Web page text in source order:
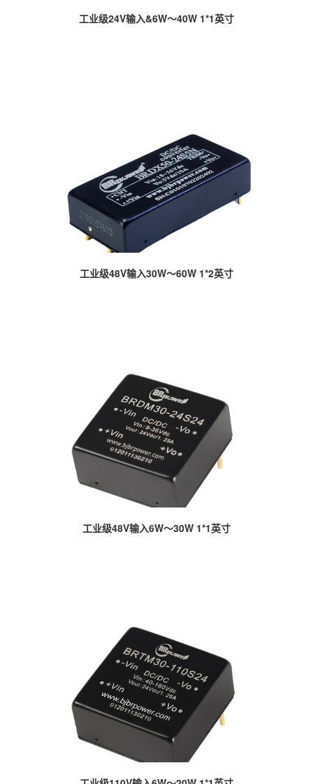
工业级24V输入&6W～40W 1*1英寸
工业级48V输入30W～60W 1*2英寸
工业级48V输入6W～30W 1*1英寸